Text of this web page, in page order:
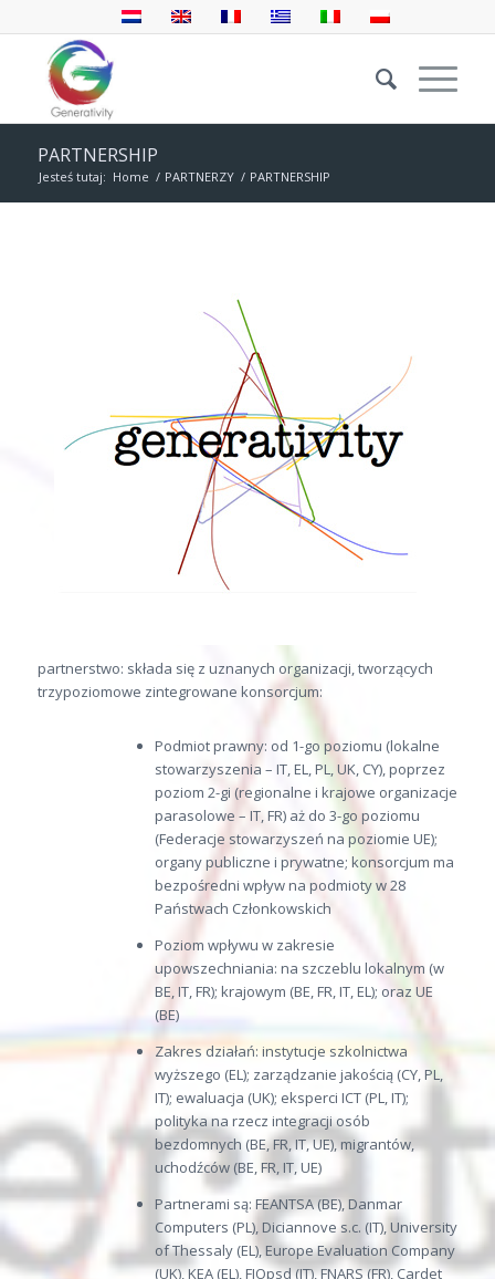
PARTNERSHIP
Jesteś tutaj: Home / PARTNERZY / PARTNERSHIP
partnerstwo: składa się z uznanych organizacji, tworzących
trzypoziomowe zintegrowane konsorcjum:
Podmiot prawny: od 1-go poziomu (lokalne
stowarzyszenia – IT, EL, PL, UK, CY), poprzez
poziom 2-gi (regionalne i krajowe organizacje
parasolowe – IT, FR) aż do 3-go poziomu
(Federacje stowarzyszeń na poziomie UE);
organy publiczne i prywatne; konsorcjum ma
bezpośredni wpływ na podmioty w 28
Państwach Członkowskich
Poziom wpływu w zakresie
upowszechniania: na szczeblu lokalnym (w
BE, IT, FR); krajowym (BE, FR, IT, EL); oraz UE
(BE)
Zakres działań: instytucje szkolnictwa
wyższego (EL); zarządzanie jakością (CY, PL,
IT); ewaluacja (UK); eksperci ICT (PL, IT);
polityka na rzecz integracji osób
bezdomnych (BE, FR, IT, UE), migrantów,
uchodźców (BE, FR, IT, UE)
Partnerami są: FEANTSA (BE), Danmar
Computers (PL), Diciannove s.c. (IT), University
of Thessaly (EL), Europe Evaluation Company
(UK), KEA (EL), FIOpsd (IT), FNARS (FR), Cardet